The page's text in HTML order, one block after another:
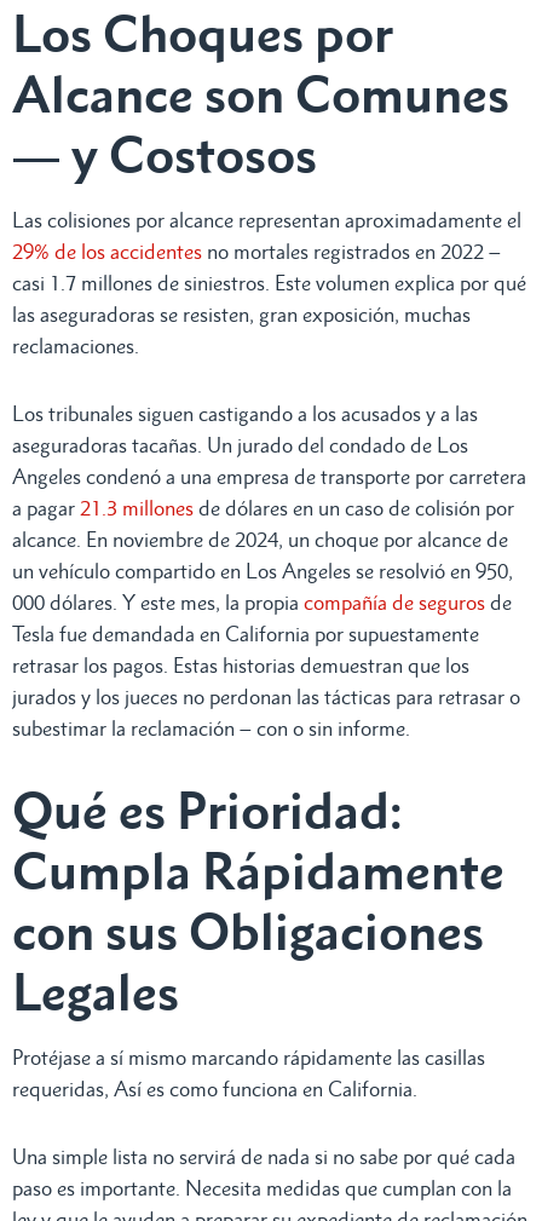
Los Choques por
Alcance son Comunes
— y Costosos
Las colisiones por alcance representan aproximadamente el
29% de los accidentes no mortales registrados en 2022 –
casi 1.7 millones de siniestros. Este volumen explica por qué
las aseguradoras se resisten, gran exposición, muchas
reclamaciones.
Los tribunales siguen castigando a los acusados y a las
aseguradoras tacañas. Un jurado del condado de Los
Angeles condenó a una empresa de transporte por carretera
a pagar 21.3 millones de dólares en un caso de colisión por
alcance. En noviembre de 2024, un choque por alcance de
un vehículo compartido en Los Angeles se resolvió en 950,
000 dólares. Y este mes, la propia compañía de seguros de
Tesla fue demandada en California por supuestamente
retrasar los pagos. Estas historias demuestran que los
jurados y los jueces no perdonan las tácticas para retrasar o
subestimar la reclamación – con o sin informe.
Qué es Prioridad:
Cumpla Rápidamente
con sus Obligaciones
Legales
Protéjase a sí mismo marcando rápidamente las casillas
requeridas, Así es como funciona en California.
Una simple lista no servirá de nada si no sabe por qué cada
paso es importante. Necesita medidas que cumplan con la